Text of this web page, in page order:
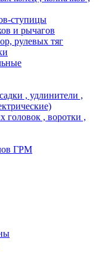
ступицы
и рычагов
рулевых тяг
, удлинители ,
головок , воротки ,
ГРМ